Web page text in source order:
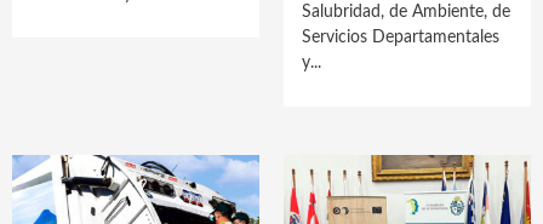
Salubridad, de Ambiente, de
Servicios Departamentales
y...